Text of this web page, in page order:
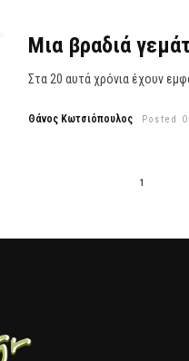
Μια βραδιά
Στα 20 αυτά χρόνια έχουν
Θάνος Κωτσιόπουλος Posted
1